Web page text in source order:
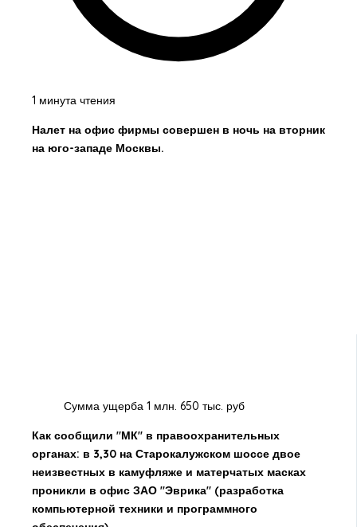
1 минута чтения
Налет на офис фирмы совершен в ночь на вторник
на юго-западе Москвы.
Сумма ущерба 1 млн. 650 тыс. руб
Как сообщили "МК" в правоохранительных
органах: в 3,30 на Старокалужском шоссе двое
неизвестных в камуфляже и матерчатых масках
проникли в офис ЗАО "Эврика" (разработка
компьютерной техники и программного